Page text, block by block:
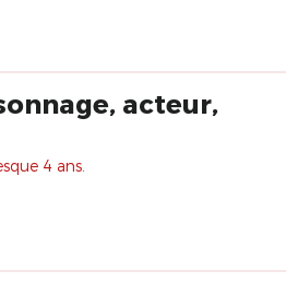
acteur,
4 ans.